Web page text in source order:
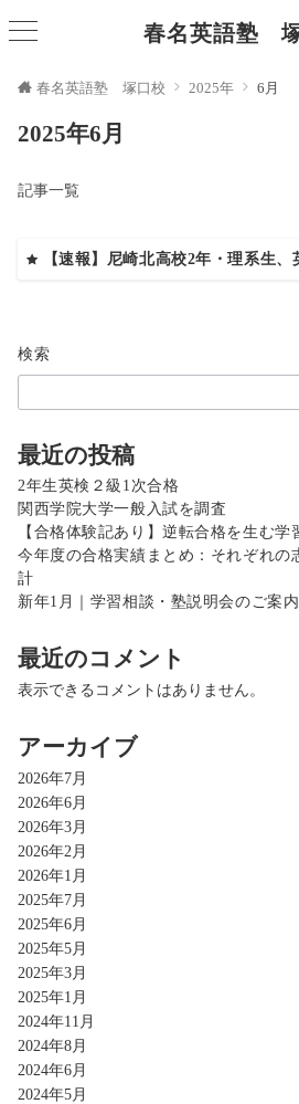
春名英語塾
春名英語塾 塚口校 2025年 6月
2025年6月
記事一覧
【速報】尼崎北高校2年・理系生、
検索
最近の投稿
2年生英検２級1次合格
関西学院大学一般入試を調査
【合格体験記あり】逆転合格を生む学
今年度の合格実績まとめ：それぞれの
計
新年1月｜学習相談・塾説明会のご案
最近のコメント
表示できるコメントはありません。
アーカイブ
2026年7月
2026年6月
2026年3月
2026年2月
2026年1月
2025年7月
2025年6月
2025年5月
2025年3月
2025年1月
2024年11月
2024年8月
2024年6月
2024年5月